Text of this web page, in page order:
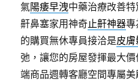
氣陽痿早洩中藥治療改善
鼾鼻塞家用神奇止鼾神器專
的購買無休專員接洽是皮
弛，讓您的房屋發揮最大價
端商品週轉客廳空間專屬